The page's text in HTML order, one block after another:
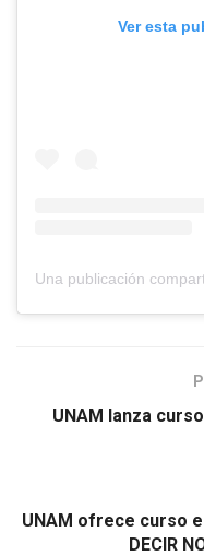
Ver esta
UNAM lanza
UNAM ofrece curso
DECIR